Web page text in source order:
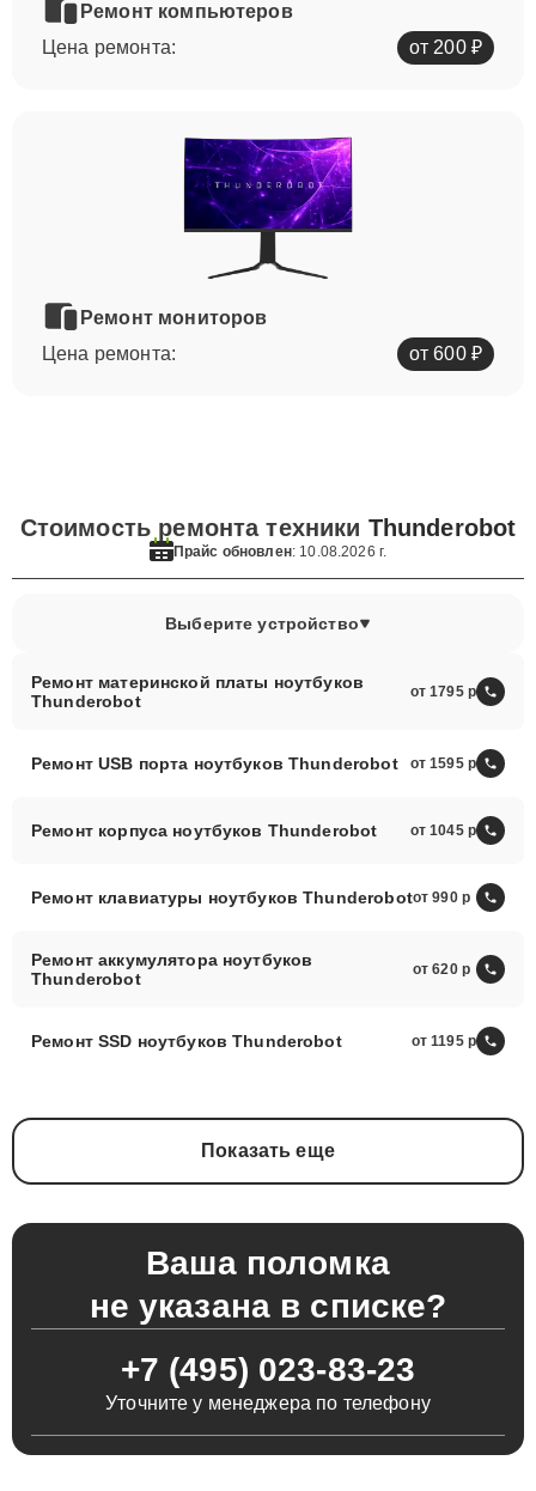
Ремонт компьютеров
Цена ремонта:
от 200 ₽
Ремонт мониторов
Цена ремонта:
от 600 ₽
Стоимость ремонта техники Thunderobot
Прайс обновлен: 10.08.2026 г.
Выберите устройство
Ремонт материнской платы ноутбуков
Thunderobot
от 1795
Ремонт USB порта ноутбуков Thunderobot от 1595
Ремонт корпуса ноутбуков Thunderobot от 1045
Ремонт клавиатуры ноутбуков Thunderobotот 990
Ремонт аккумулятора ноутбуков
Thunderobot
от 620
Ремонт SSD ноутбуков Thunderobot от 1195
Показать еще
Ваша поломка
не указана в списке?
+7 (495) 023-83-23
Уточните у менеджера по телефону